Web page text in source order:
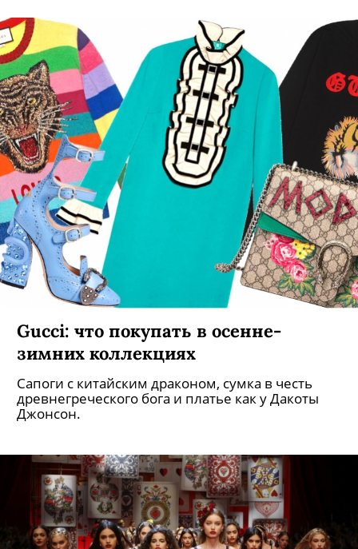
Gucci: что покупать в осенне-
зимних коллекциях
Сапоги с китайским драконом, сумка в честь
древнегреческого бога и платье как у Дакоты
Джонсон.